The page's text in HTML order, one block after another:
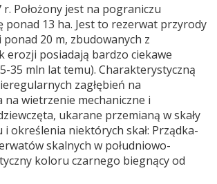
Położony jest na pograniczu
13 ha. Jest to rezerwat przyrody
20 m, zbudowanych z
posiadają bardzo ciekawe
35 mln lat temu). Charakterystyczną
zagłębień na
wietrzenie mechaniczne i
ukarane przemianą w skały
określenia niektórych skał: Prządka-
skalnych w południowo-
koloru czarnego biegnący od